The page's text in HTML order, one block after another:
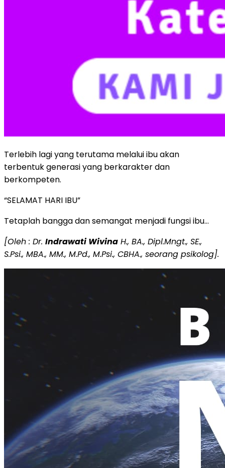
Terlebih lagi yang terutama melalui ibu akan
terbentuk generasi yang berkarakter dan
berkompeten.
“SELAMAT HARI IBU”
Tetaplah bangga dan semangat menjadi fungsi ibu…
[Oleh : Dr. Indrawati Wivina H., BA., Dipl.Mngt., SE.,
S.Psi., MBA., MM., M.Pd., M.Psi., CBHA., seorang psikolog].